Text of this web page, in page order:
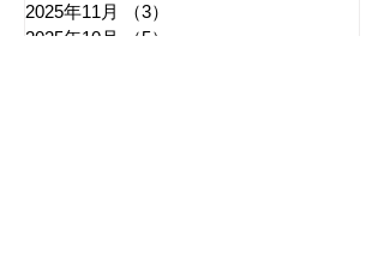
2025年11月
（3）
2025年10月
（5）